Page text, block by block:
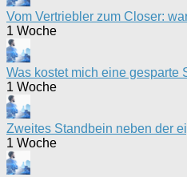
Vom Vertriebler zum Closer:
1 Woche
Was kostet mich eine gesparte
1 Woche
Zweites Standbein neben der
1 Woche